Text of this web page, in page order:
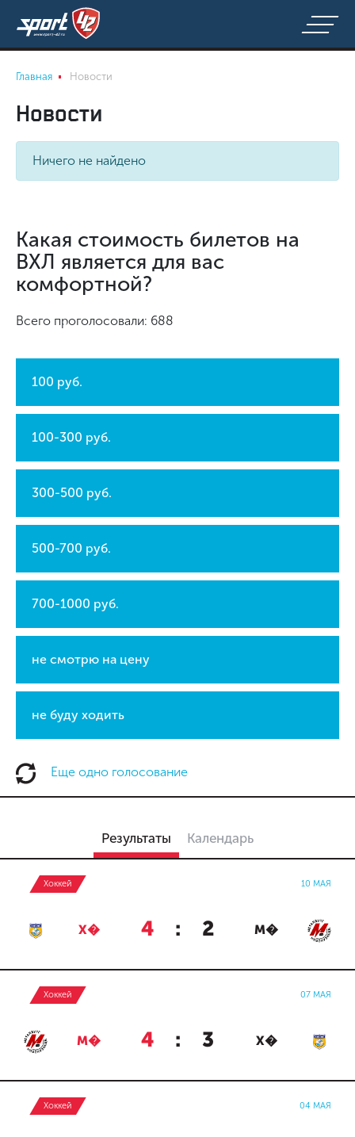
Главная Новости
Новости
Ничего не найдено
Какая стоимость билетов на
ВХЛ является для вас
комфортной?
Всего проголосовали: 688
100 руб.
100-300 руб.
300-500 руб.
500-700 руб.
700-1000 руб.
не смотрю на цену
не буду ходить
Еще одно голосование
Результаты Календарь
Хоккей 10 МАЯ
Х� 4 : 2 М�
Хоккей 07 МАЯ
М� 4 : 3 Х�
Хоккей 04 МАЯ